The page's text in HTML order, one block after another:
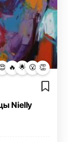
🔥 🌟 😮 👏
Nielly